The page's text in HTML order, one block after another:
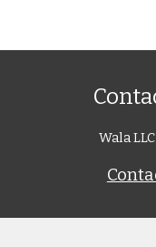
Wala